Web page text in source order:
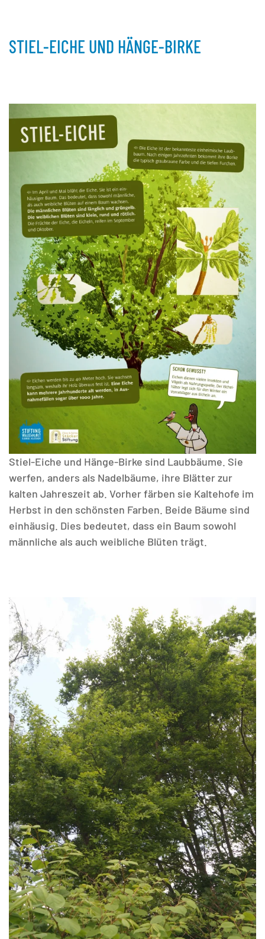
STIEL-EICHE UND HÄNGE-BIRKE
Stiel-Eiche und Hänge-Birke sind Laubbäume. Sie
werfen, anders als Nadelbäume, ihre Blätter zur
kalten Jahreszeit ab. Vorher färben sie Kaltehofe im
Herbst in den schönsten Farben. Beide Bäume sind
einhäusig. Dies bedeutet, dass ein Baum sowohl
männliche als auch weibliche Blüten trägt.